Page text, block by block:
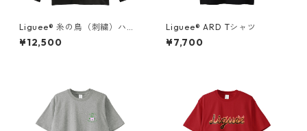
Liguee®️ 糸の鳥（刺繍）ハー
フジップスウェット
¥12,500
Liguee®️ ARD Tシャツ
¥7,700